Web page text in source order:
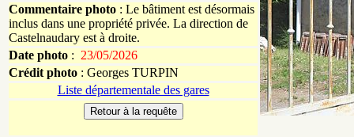
Commentaire photo : Le bâtiment est désormais
inclus dans une propriété privée. La direction de
Castelnaudary est à droite.
Date photo : 23/05/2026
Crédit photo : Georges TURPIN
Liste départementale des gares